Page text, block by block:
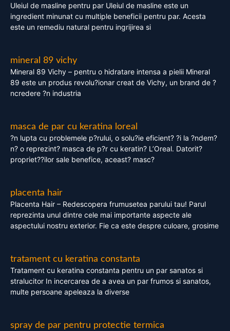
Uleiul de masline pentru par Uleiul de masline este un
ingredient minunat cu multiple beneficii pentru par. Acesta
este un remediu natural pentru ingrijirea si
mineral 89 vichy
Mineral 89 Vichy – pentru o hidratare intensa a pielii Mineral
89 este un produs revolu?ionar creat de Vichy, un brand de ?
ncredere ?n industria
masca de par cu keratina loreal
?n lupta cu problemele p?rului, o solu?ie eficient? ?i la ?ndem?
n? o reprezint? masca de p?r cu keratin? L’Oreal. Datorit?
propriet??ilor sale benefice, aceast? masc?
placenta hair
Placenta Hair – Redescopera frumusetea parului tau! Parul
reprezinta unul dintre cele mai importante aspecte ale
aspectului nostru exterior. Fie ca este despre culoare, grosime
tratament cu keratina constanta
Tratament cu keratina constanta pentru un par sanatos si
stralucitor In incercarea de a avea un par frumos si sanatos,
multe persoane apeleaza la diverse
spray de par pentru protectie termica